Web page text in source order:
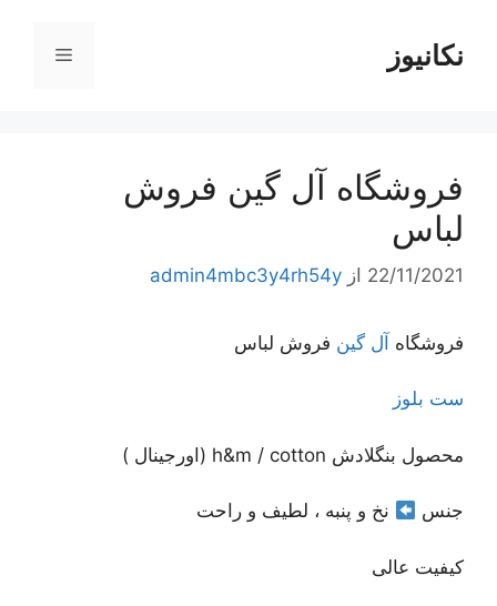
محتوانکانیوز فهرست
فروشگاه آل گین فروش
لباس
22/11/2021 از admin4mbc3y4rh54y
فروشگاه آل گین فروش لباس
ست بلوز
محصول بنگلادش h&m / cotton (اورجینال )
جنس نخ و پنبه ، لطیف و راحت
کیفیت عالی